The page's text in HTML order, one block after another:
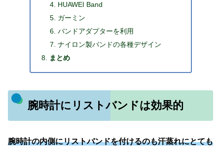
HUAWEI Band
ガーミン
バンドアダプターを利用
ナイロン製バンドの各種デザイン
まとめ
腕時計にリストバンドは効果的
腕時計の内側にリストバンドを付けるのも汗蒸れにとても